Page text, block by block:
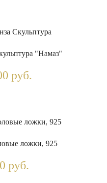
"Намаз"
руб.
ложки, 925
руб.